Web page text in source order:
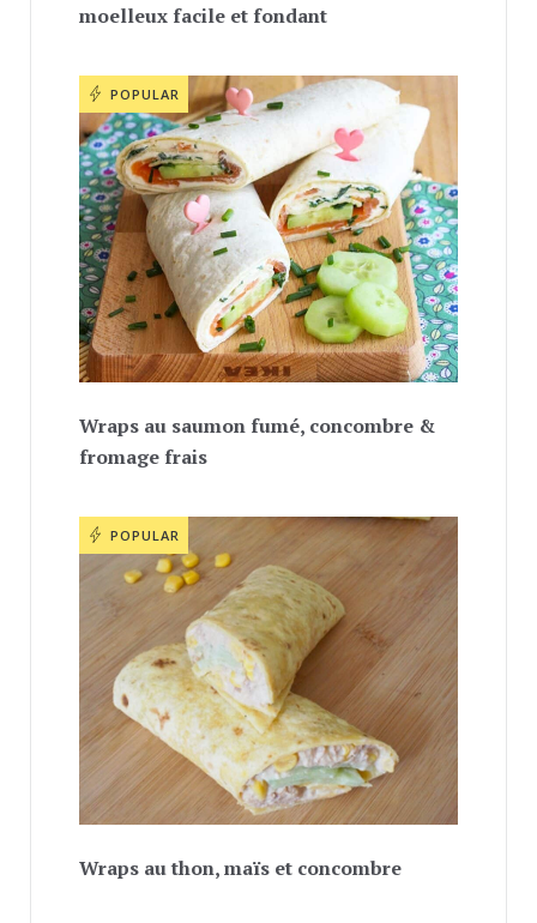
moelleux facile et fondant
POPULAR
Wraps au saumon fumé, concombre &
fromage frais
POPULAR
Wraps au thon, maïs et concombre